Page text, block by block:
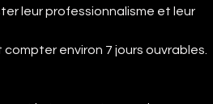
leur professionnalisme et leur
environ 7 jours ouvrables.